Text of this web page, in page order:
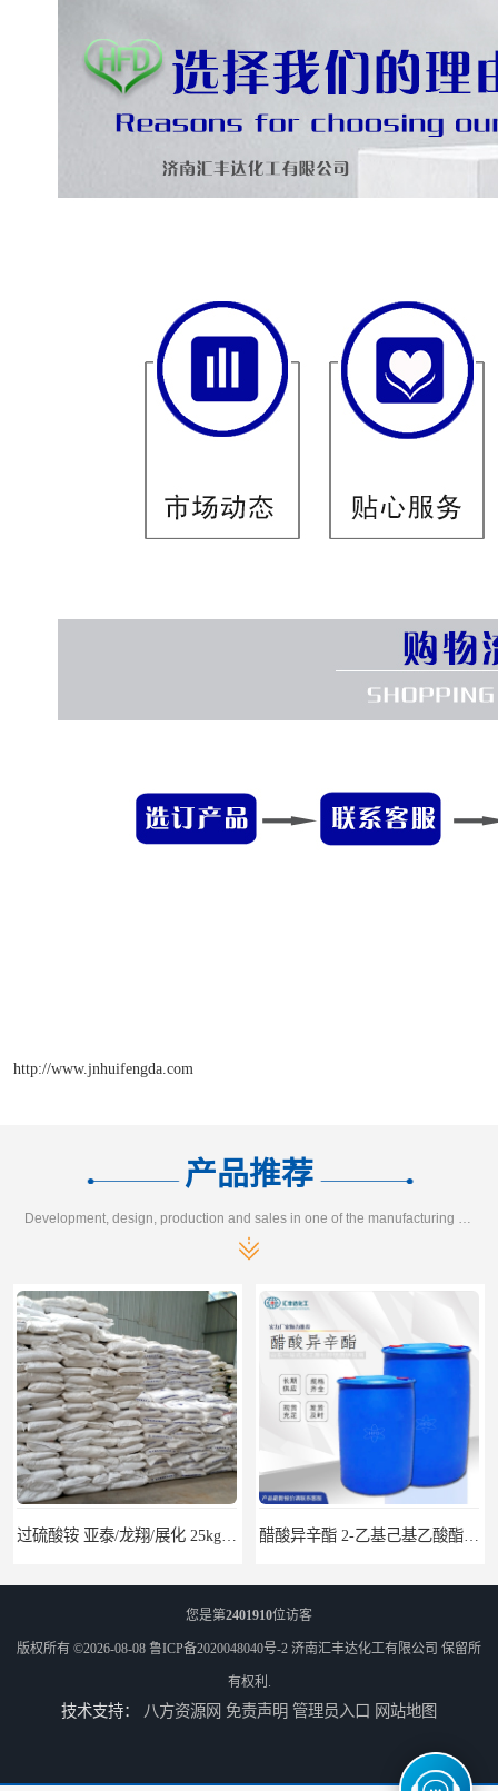
http://www.jnhuifengda.com
产品推荐
您是第2401910位访客
版权所有 ©2026-08-08 鲁ICP备2020048040号-2 济南汇丰达化工有限公司 保留所
有权利.
技术支持： 八方资源网 免责声明 管理员入口 网站地图